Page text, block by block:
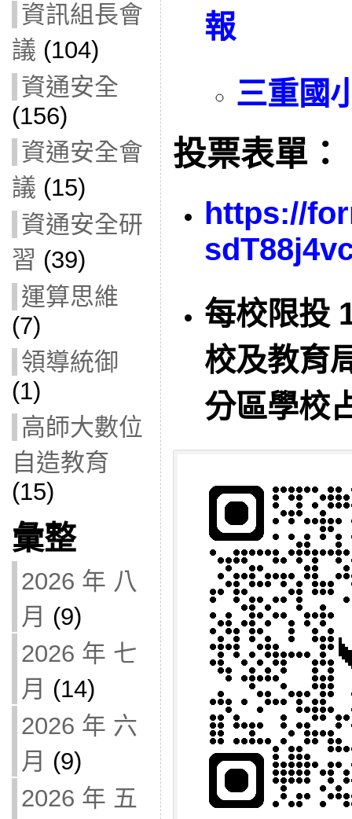
資訊組長會
議 (104)
資通安全
(156)
資通安全會
議 (15)
資通安全研
習 (39)
運算思維
(7)
領導統御
(1)
高師大數位
自造教育
(15)
彙整
2026 年 八
月 (9)
2026 年 七
月 (14)
2026 年 六
月 (9)
2026 年 五
報
三重國
投票表單：
https://
每校限投
校及教育
分區學校